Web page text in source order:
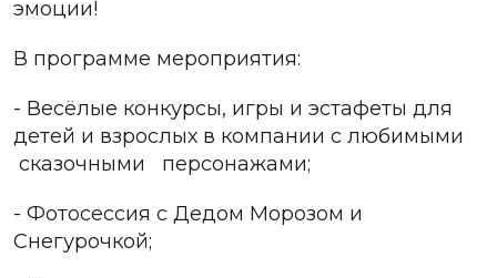
эмоции!
В программе мероприятия:
- Весёлые конкурсы, игры и эстафеты для
детей и взрослых в компании с любимыми
сказочными
персонажами;
- Фотосессия с Дедом Морозом и
Снегурочкой;